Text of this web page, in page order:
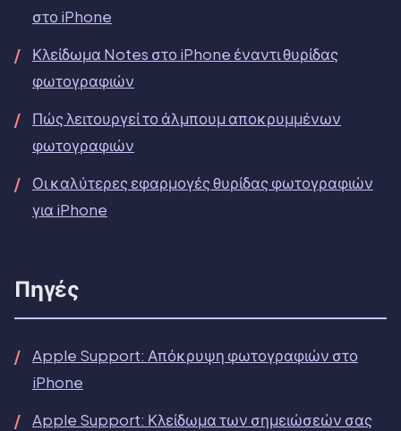
στο iPhone
Κλείδωμα Notes στο iPhone έναντι θυρίδας
φωτογραφιών
Πώς λειτουργεί το άλμπουμ αποκρυμμένων
φωτογραφιών
Οι καλύτερες εφαρμογές θυρίδας φωτογραφιών
για iPhone
Πηγές
Apple Support: Απόκρυψη φωτογραφιών στο
iPhone
Apple Support: Κλείδωμα των σημειώσεών σας